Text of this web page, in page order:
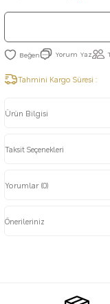
Yorum Yaz
Tahmini Kargo Süresi :
Ürün Bilgisi
Taksit Seçenekleri
Yorumlar (0)
Önerileriniz